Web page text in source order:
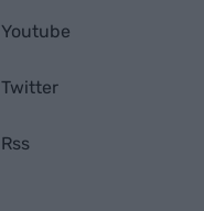
Youtube
Twitter
Rss